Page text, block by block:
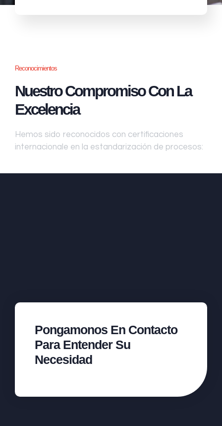
Reconocimientos
Nuestro Compromiso Con La
Excelencia
Hemos sido reconocidos con certificaciones
internacionale en la estandarización de procesos:
Pongamonos En Contacto
Para Entender Su
Necesidad